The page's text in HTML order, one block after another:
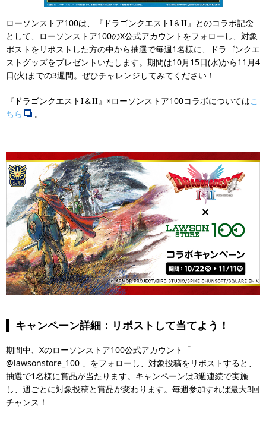
ローソンストア100は、『ドラゴンクエストI＆II』とのコラボ記念
として、ローソンストア100のX公式アカウントをフォローし、対象
ポストをリポストした方の中から抽選で毎週1名様に、ドラゴンクエ
ストグッズをプレゼントいたします。期間は10月15日(水)から11月4
日(火)までの3週間。ぜひチャレンジしてみてください！
『ドラゴンクエストI＆II』×ローソンストア100コラボについてはこ
ちら
。
キャンペーン詳細：リポストして当てよう！
期間中、Xのローソンストア100公式アカウント「
@lawsonstore_100 」をフォローし、対象投稿をリポストすると、
抽選で1名様に賞品が当たります。キャンペーンは3週連続で実施
し、週ごとに対象投稿と賞品が変わります。毎週参加すれば最大3回
チャンス！